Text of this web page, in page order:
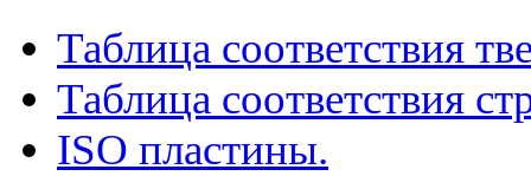
Таблица соответствия
Таблица соответствия
ISO пластины.